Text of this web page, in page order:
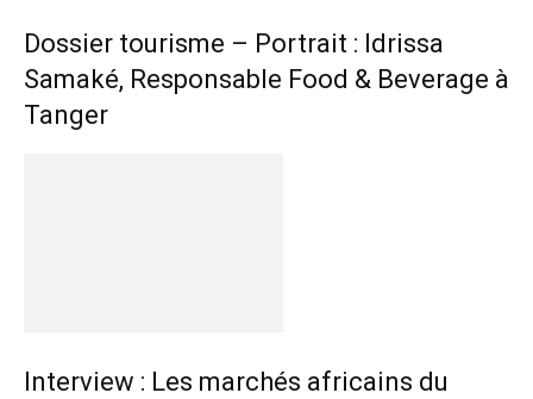
Dossier tourisme – Portrait : Idrissa
Samaké, Responsable Food & Beverage à
Tanger
Interview : Les marchés africains du